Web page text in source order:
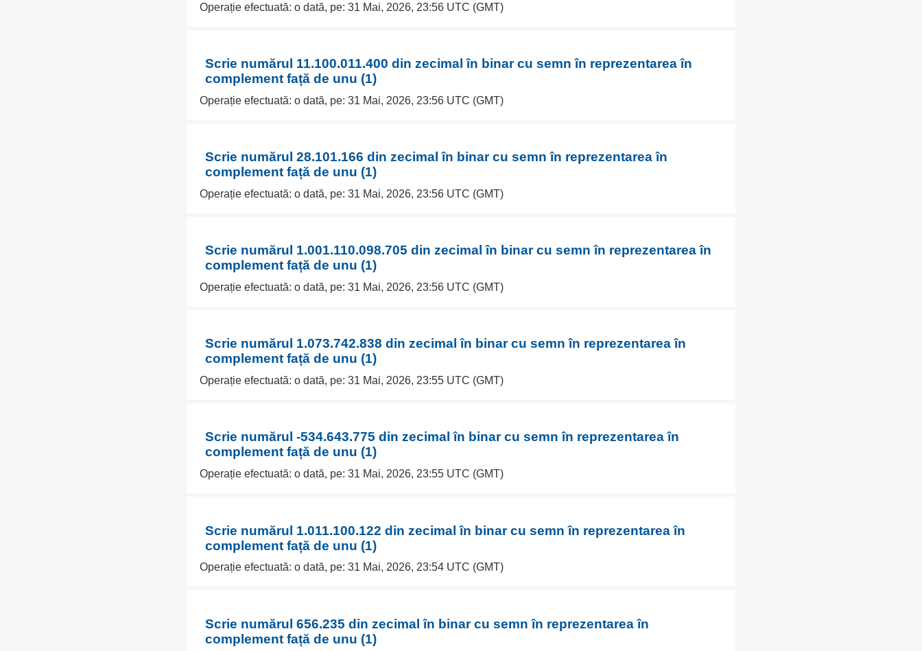
Operație efectuată: o dată, pe: 31 Mai, 2026, 23:56 UTC (GMT)
Scrie numărul 11.100.011.400 din zecimal în binar cu semn în reprezentarea în
complement față de unu (1)
Operație efectuată: o dată, pe: 31 Mai, 2026, 23:56 UTC (GMT)
Scrie numărul 28.101.166 din zecimal în binar cu semn în reprezentarea în
complement față de unu (1)
Operație efectuată: o dată, pe: 31 Mai, 2026, 23:56 UTC (GMT)
Scrie numărul 1.001.110.098.705 din zecimal în binar cu semn în reprezentarea în
complement față de unu (1)
Operație efectuată: o dată, pe: 31 Mai, 2026, 23:56 UTC (GMT)
Scrie numărul 1.073.742.838 din zecimal în binar cu semn în reprezentarea în
complement față de unu (1)
Operație efectuată: o dată, pe: 31 Mai, 2026, 23:55 UTC (GMT)
Scrie numărul -534.643.775 din zecimal în binar cu semn în reprezentarea în
complement față de unu (1)
Operație efectuată: o dată, pe: 31 Mai, 2026, 23:55 UTC (GMT)
Scrie numărul 1.011.100.122 din zecimal în binar cu semn în reprezentarea în
complement față de unu (1)
Operație efectuată: o dată, pe: 31 Mai, 2026, 23:54 UTC (GMT)
Scrie numărul 656.235 din zecimal în binar cu semn în reprezentarea în
complement față de unu (1)